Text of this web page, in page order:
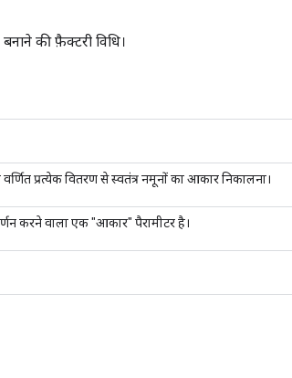
की फ़ैक्टरी विधि।
प्रत्येक वितरण से स्वतंत्र नमूनों का आकार निकालना।
करने वाला एक "आकार" पैरामीटर है।